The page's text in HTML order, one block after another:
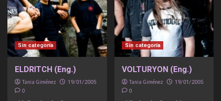
Sin categoría
ELDRITCH (Eng.)
Tania Giménez 19/01/2005
0
Sin categoría
VOLTURYON (Eng.)
Tania Giménez 19/01/2005
0